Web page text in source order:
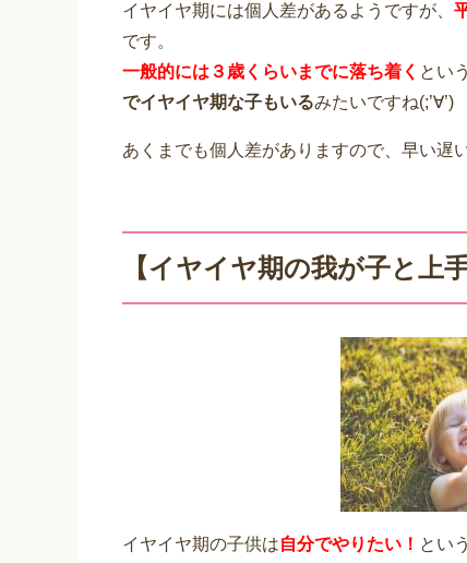
イヤイヤ期には個人差があるようですが、
です。
一般的には３歳くらいまでに落ち着く とい
でイヤイヤ期な子もいるみたいですね(;’∀’)
あくまでも個人差がありますので、早い
【イヤイヤ期の我が子と上
イヤイヤ期の子供は自分でやりたい！ とい